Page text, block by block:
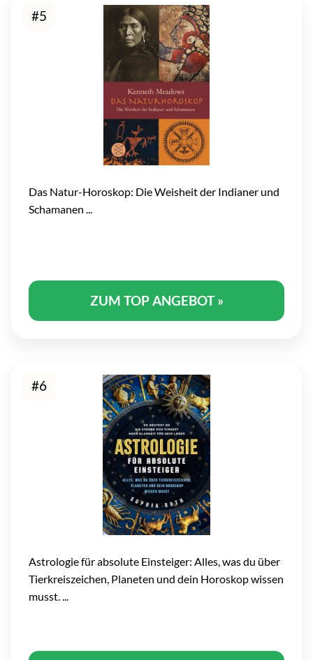
#5
Das Natur-Horoskop: Die Weisheit der Indianer und
Schamanen ...
ZUM TOP ANGEBOT »
#6
Astrologie für absolute Einsteiger: Alles, was du über
Tierkreiszeichen, Planeten und dein Horoskop wissen
musst. ...